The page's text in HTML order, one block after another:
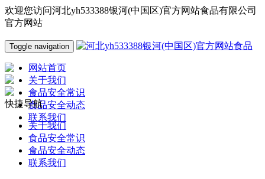
欢迎您访问河北yh533388银河(中国区)官方网站食品有限公司
官方网站
Toggle navigation
网站首页
关于我们
食品安全常识
食品安全动态
联系我们
快捷导航
关于我们
食品安全常识
食品安全动态
联系我们